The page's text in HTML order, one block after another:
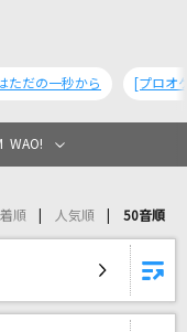
曲の一覧
ただの一秒から
WAO!
順 人気順 50音順